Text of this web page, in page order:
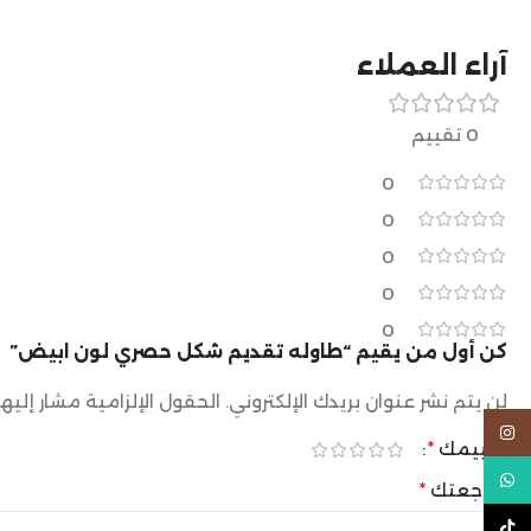
آراء العملاء
0 تقييم
0
0
0
0
0
كن أول من يقيم “طاوله تقديم شكل حصري لون ابيض”
لن يتم نشر عنوان بريدك الإلكتروني. الحقول الإلزامية مشار
تقييمك *
مراجعتك *
WhatsApp